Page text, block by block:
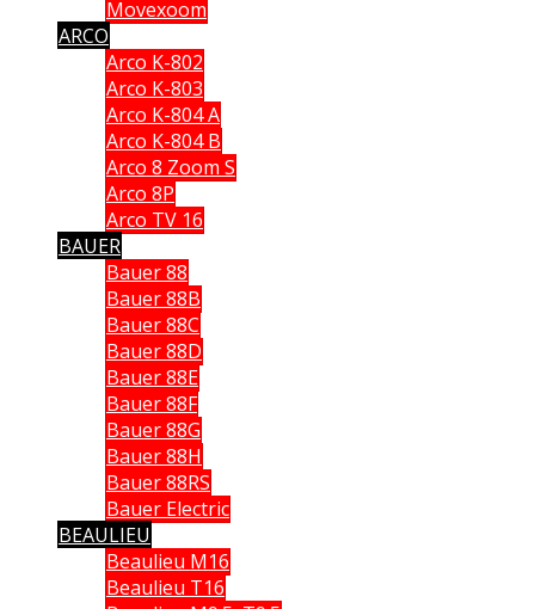
Movexoom
ARCO
Arco K-802
Arco K-803
Arco K-804 A
Arco K-804 B
Arco 8 Zoom S
Arco 8P
Arco TV 16
BAUER
Bauer 88
Bauer 88B
Bauer 88C
Bauer 88D
Bauer 88E
Bauer 88F
Bauer 88G
Bauer 88H
Bauer 88RS
Bauer Electric
BEAULIEU
Beaulieu M16
Beaulieu T16